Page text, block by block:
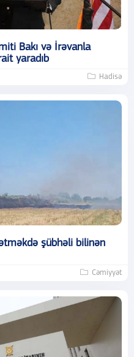
Bakı və İrəvanla
yaradıb
Hadisə
şübhəli bilinən
Cəmiyyət